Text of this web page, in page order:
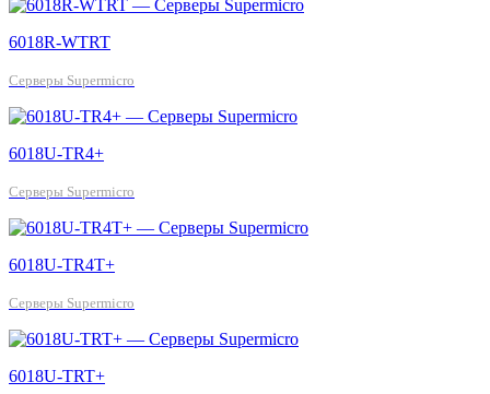
6018R-WTRT
Серверы Supermicro
6018U-TR4+
Серверы Supermicro
6018U-TR4T+
Серверы Supermicro
6018U-TRT+